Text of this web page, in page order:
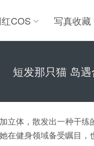
COS 写真收藏
短发那只猫 岛
立体，散发出一种干
健身领域备受瞩目，